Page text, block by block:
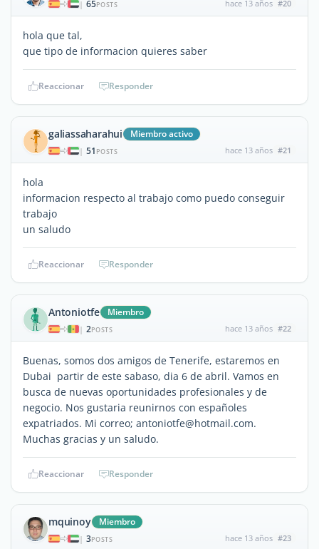
| 65POSTS hace 13 años #20
hola que tal,
que tipo de informacion quieres saber
Reaccionar Responder
galiassaharahui Miembro activo
| 51 POSTS hace 13 años #21
hola
informacion respecto al trabajo como puedo conseguir
trabajo
un saludo
Reaccionar Responder
Antoniotfe Miembro
| 2POSTS hace 13 años #22
Buenas, somos dos amigos de Tenerife, estaremos en
Dubai partir de este sabaso, dia 6 de abril. Vamos en
busca de nuevas oportunidades profesionales y de
negocio. Nos gustaria reunirnos con españoles
expatriados. Mi correo; antoniotfe@hotmail.com.
Muchas gracias y un saludo.
Reaccionar Responder
mquinoy Miembro
| 3POSTS hace 13 años #23